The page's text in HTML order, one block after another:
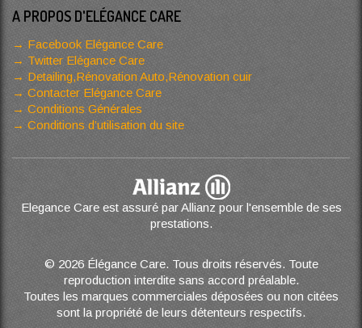
A PROPOS D'ELÉGANCE CARE
Facebook Elégance Care
Twitter Elégance Care
Detailing,Rénovation Auto,Rénovation cuir
Contacter Elégance Care
Conditions Générales
Conditions d’utilisation du site
Elegance Care est assuré par Allianz pour l'ensemble de ses
prestations.
© 2026 Élégance Care. Tous droits réservés. Toute
reproduction interdite sans accord préalable.
Toutes les marques commerciales déposées ou non citées
sont la propriété de leurs détenteurs respectifs.